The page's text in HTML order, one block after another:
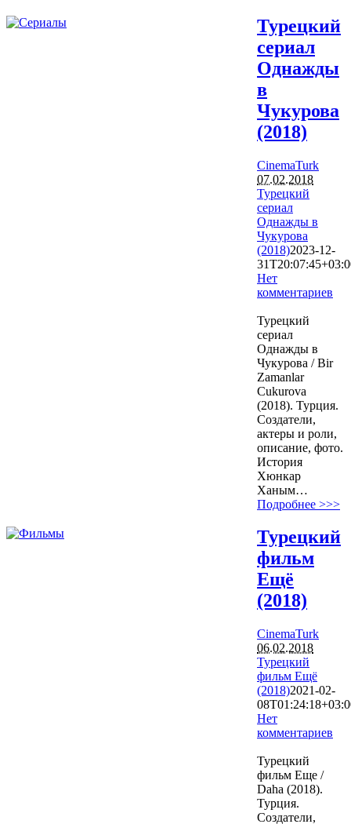
Турецкий
сериал
Однажды
в
Чукурова
(2018)
CinemaTurk
07.02.2018
Турецкий
сериал
Однажды в
Чукурова
(2018)2023-12-
Нет
комментариев
Турецкий
сериал
Однажды в
Чукурова / Bir
Zamanlar
Cukurova
(2018). Турция.
Создатели,
актеры и роли,
описание, фото.
История
Хюнкар
Ханым…
Подробнее >>>
Турецкий
фильм
Ещё
(2018)
CinemaTurk
06.02.2018
Турецкий
фильм Ещё
(2018)2021-02-
Нет
комментариев
Турецкий
фильм Еще /
Daha (2018).
Турция.
Создатели,